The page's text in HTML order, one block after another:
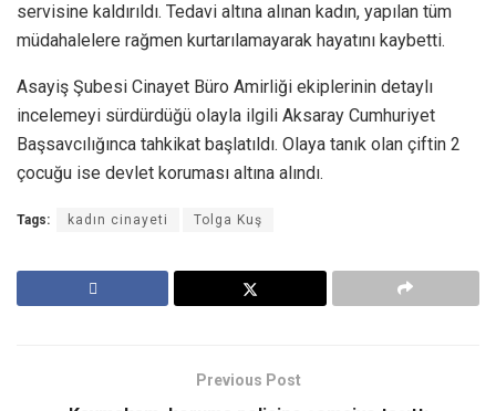
servisine kaldırıldı. Tedavi altına alınan kadın, yapılan tüm
müdahalelere rağmen kurtarılamayarak hayatını kaybetti.
Asayiş Şubesi Cinayet Büro Amirliği ekiplerinin detaylı
incelemeyi sürdürdüğü olayla ilgili Aksaray Cumhuriyet
Başsavcılığınca tahkikat başlatıldı. Olaya tanık olan çiftin 2
çocuğu ise devlet koruması altına alındı.
Tags: kadın cinayeti Tolga Kuş
Previous Post